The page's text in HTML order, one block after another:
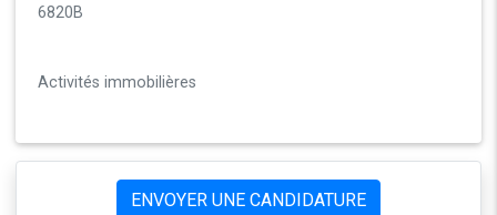
6820B
Activités immobilières
ENVOYER UNE CANDIDATURE